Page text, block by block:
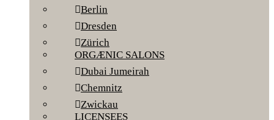
Berlin
Dresden
Zürich
ORGÆNIC SALONS
Dubai Jumeirah
Chemnitz
Zwickau
LICENSEES